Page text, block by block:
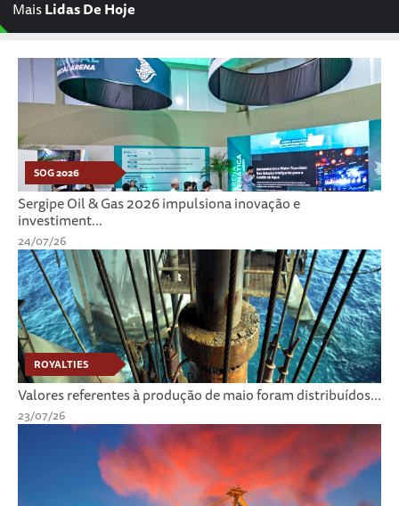
MaisLidas De Hoje
SOG 2026
Sergipe Oil & Gas 2026 impulsiona inovação e
investiment...
24/07/26
ROYALTIES
Valores referentes à produção de maio foram distribuídos...
23/07/26